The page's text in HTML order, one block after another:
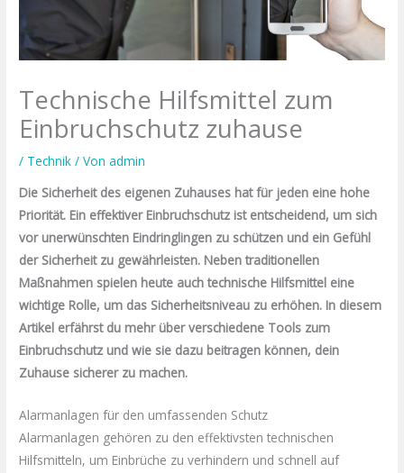
Technische Hilfsmittel zum
Einbruchschutz zuhause
/ Technik / Vonadmin
Die Sicherheit des eigenen Zuhauses hat für jeden eine hohe
Priorität. Ein effektiver Einbruchschutz ist entscheidend, um sich
vor unerwünschten Eindringlingen zu schützen und ein Gefühl
der Sicherheit zu gewährleisten. Neben traditionellen
Maßnahmen spielen heute auch technische Hilfsmittel eine
wichtige Rolle, um das Sicherheitsniveau zu erhöhen. In diesem
Artikel erfährst du mehr über verschiedene Tools zum
Einbruchschutz und wie sie dazu beitragen können, dein
Zuhause sicherer zu machen.
Alarmanlagen für den umfassenden Schutz
Alarmanlagen gehören zu den effektivsten technischen
Hilfsmitteln, um Einbrüche zu verhindern und schnell auf